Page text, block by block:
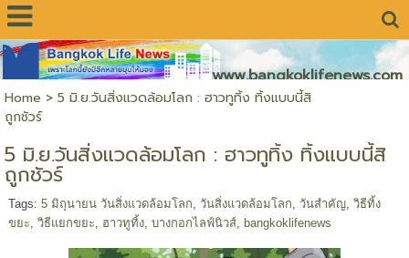
www.bangkoklifenews.com
Home > 5 มิ.ย.วันสิ่งแวดล้อมโลก : ฮาวทูทิ้ง ทิ้งแบบนี้สิ
ถูกชัวร์
5 มิ.ย.วันสิ่งแวดล้อมโลก : ฮาวทูทิ้ง ทิ้งแบบนี้สิ
ถูกชัวร์
Tags: 5 มิถุนายน วันสิ่งแวดล้อมโลก วันสิ่งแวดล้อมโลก วันสำคัญ, วิธีทิ้ง
ขยะ วิธีแยกขยะ ฮาวทูทิ้ง, บางกอกไลฟ์นิวส์, bangkoklifenews